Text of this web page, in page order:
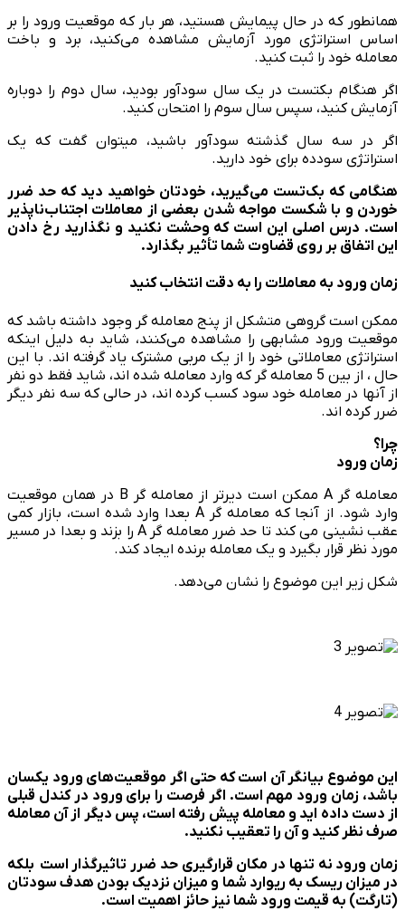
همانطور که در حال پیمایش هستید، هر بار که موقعیت ورود را بر
اساس استراتژی مورد آزمایش مشاهده می­‌کنید، برد و باخت
معامله خود را ثبت کنید.
اگر هنگام بک­تست در یک سال سودآور بودید، سال دوم را دوباره
آزمایش کنید، سپس سال سوم را امتحان کنید.
اگر در سه سال گذشته سودآور باشید، می­توان گفت که یک
استراتژی سود­ده برای خود دارید.
هنگامی که بک‌تست می‌گیرید، خودتان خواهید دید که حد ضرر
خوردن و با شکست مواجه شدن بعضی از معاملات اجتناب­‌ناپذیر
است. درس اصلی این است که وحشت نکنید و نگذارید رخ دادن
این اتفاق بر روی قضاوت شما تأثیر بگذارد.
زمان ورود به معاملات را به دقت انتخاب کنید
ممکن است گروهی متشکل از پنج معامله گر وجود داشته باشد که
موقعیت ورود مشابهی را مشاهده می‌کنند، شاید به دلیل اینکه
استراتژی معاملاتی خود را از یک مربی مشترک یاد گرفته اند. با این
حال ، از بین 5 معامله­ گر که وارد معامله شده اند، شاید فقط دو نفر
از آن­ها در معامله خود سود کسب کرده اند، در حالی که سه نفر دیگر
ضرر کرده اند.
چرا؟
زمان ورود
معامله ‌گر A ممکن است دیرتر از معامله­ گر B در همان موقعیت
وارد شود. از آنجا که معامله گر A بعدا وارد شده است، بازار کمی
عقب نشینی می کند تا حد ضرر معامله گر A را بزند و بعدا در مسیر
مورد نظر قرار بگیرد و یک معامله برنده ایجاد کند.
شکل زیر این موضوع را نشان می­‌دهد.
این موضوع بیانگر آن است که حتی اگر موقعیت‌­های ورود یکسان
باشد، زمان ورود مهم است. اگر فرصت را برای ورود در کندل قبلی
از دست داده اید و معامله پیش رفته است، پس دیگر از آن معامله
صرف نظر کنید و آن را تعقیب نکنید.
زمان ورود نه تنها در مکان قرارگیری حد ضرر تاثیرگذار است بلکه
در میزان ریسک به ریوارد شما و میزان نزدیک بودن هدف سودتان
(تارگت) به قیمت ورود شما نیز حائز اهمیت است.